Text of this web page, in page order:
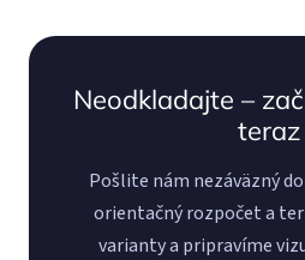
Neodkladajte –
teraz
Pošlite nám nezáväzný
orientačný rozpočet a
varianty a pripravíme